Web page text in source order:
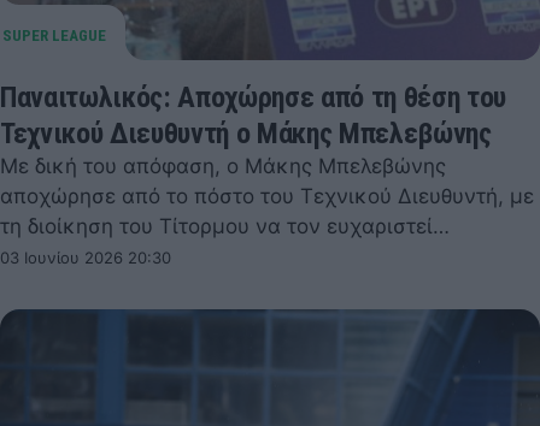
Παναιτωλικός: Αποχώρησε από τη θέση του
Τεχνικού Διευθυντή ο Μάκης Μπελεβώνης
Με δική του απόφαση, ο Μάκης Μπελεβώνης
αποχώρησε από το πόστο του Τεχνικού Διευθυντή, με
τη διοίκηση του Τίτορμου να τον ευχαριστεί…
03 Ιουνίου 2026 20:30